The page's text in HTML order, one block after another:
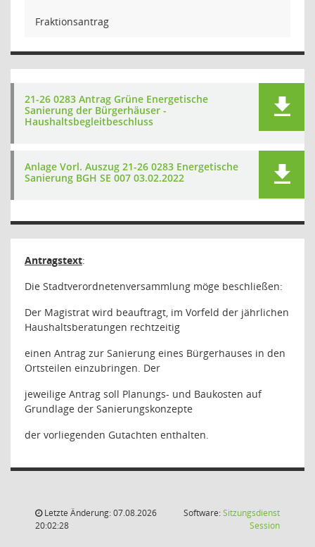
Fraktionsantrag
21-26 0283 Antrag Grüne Energetische
Sanierung der Bürgerhäuser -
Haushaltsbegleitbeschluss
Anlage Vorl. Auszug 21-26 0283 Energetische
Sanierung BGH SE 007 03.02.2022
Antragstext:
Die Stadtverordnetenversammlung möge beschließen:
Der Magistrat wird beauftragt, im Vorfeld der jährlichen
Haushaltsberatungen rechtzeitig
einen Antrag zur Sanierung eines Bürgerhauses in den
Ortsteilen einzubringen. Der
jeweilige Antrag soll Planungs- und Baukosten auf
Grundlage der Sanierungskonzepte
der vorliegenden Gutachten enthalten.
Letzte Änderung: 07.08.2026
20:02:28
Software:Sitzungsdienst
Session(Wird in